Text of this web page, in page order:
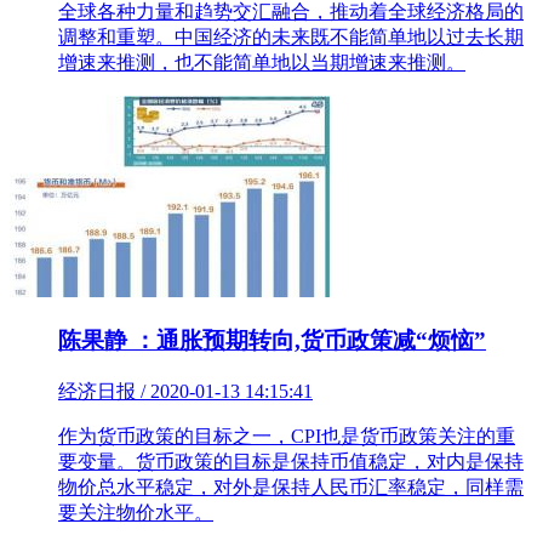
全球各种力量和趋势交汇融合，推动着全球经济格局的
调整和重塑。中国经济的未来既不能简单地以过去长期
增速来推测，也不能简单地以当期增速来推测。
陈果静 ：通胀预期转向,货币政策减“烦恼”
经济日报 / 2020-01-13 14:15:41
作为货币政策的目标之一，CPI也是货币政策关注的重
要变量。货币政策的目标是保持币值稳定，对内是保持
物价总水平稳定，对外是保持人民币汇率稳定，同样需
要关注物价水平。